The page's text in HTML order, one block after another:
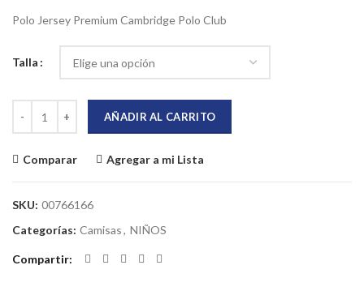
Polo Jersey Premium Cambridge Polo Club
Talla
AÑADIR AL CARRITO
Comparar Agregar a mi Lista
SKU: 00766166
Categorías: Camisas, NIÑOS
Compartir